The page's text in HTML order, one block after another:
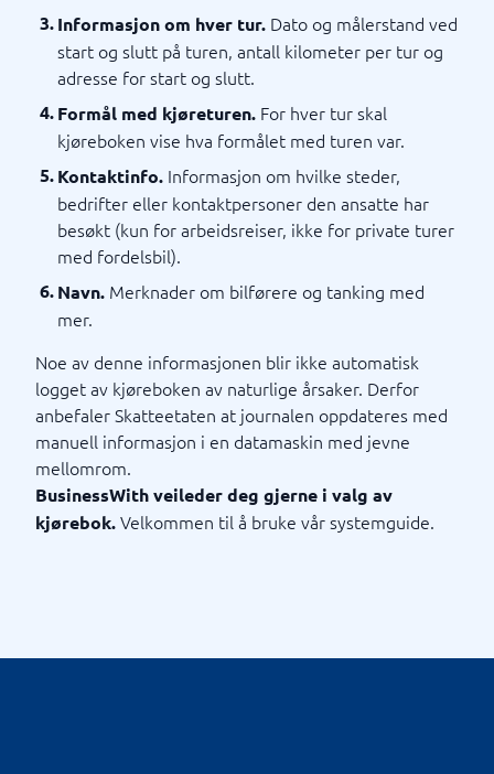
Informasjon om hver tur. Dato og målerstand ved
start og slutt på turen, antall kilometer per tur og
adresse for start og slutt.
Formål med kjøreturen. For hver tur skal
kjøreboken vise hva formålet med turen var.
Kontaktinfo. Informasjon om hvilke steder,
bedrifter eller kontaktpersoner den ansatte har
besøkt (kun for arbeidsreiser, ikke for private turer
med fordelsbil).
Navn. Merknader om bilførere og tanking med
mer.
Noe av denne informasjonen blir ikke automatisk
logget av kjøreboken av naturlige årsaker. Derfor
anbefaler Skatteetaten at journalen oppdateres med
manuell informasjon i en datamaskin med jevne
mellomrom.
BusinessWith veileder deg gjerne i valg av
kjørebok.Velkommen til å bruke vår systemguide.